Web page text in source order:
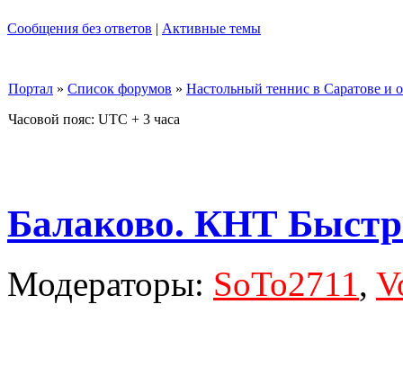
Сообщения без ответов | Активные темы
Портал » Список форумов » Настольный теннис в Саратове и
Часовой пояс: UTC + 3 часа
Балаково. КНТ
Модераторы: SoTo2711,